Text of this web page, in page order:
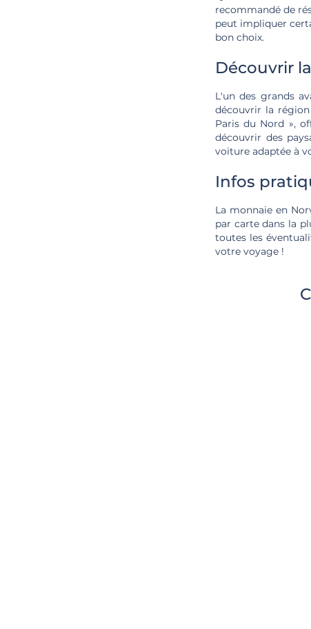
recommandé de
peut impliquer
bon choix.
Découvrir
L'un des grands
découvrir la
Paris du Nord »,
découvrir des
voiture adaptée à
Infos
La monnaie en
par carte dans la
toutes les
votre voyage !